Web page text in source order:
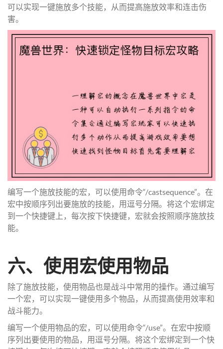
可以实现一键施放多个技能，从而提高施放效率和连击伤
害。
编写一个施放技能的宏，可以使用命令“/castsequence”。在
宏中按顺序列出要施放的技能，用逗号分隔。将这个宏绑定
到一个快捷键上，每次按下快捷键，宏就会按照顺序施放技
能。
六、使用宏使用物品
除了施放技能，使用物品也是战斗中常用的操作。通过编写
一个宏，可以实现一键使用多个物品，从而提高使用效率和
战斗能力。
编写一个使用物品的宏，可以使用命令“/use”。在宏中按顺
序列出要使用的物品，用逗号分隔。将这个宏绑定到一个快